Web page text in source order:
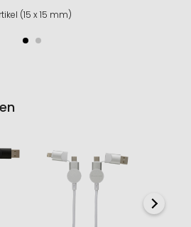
(15 x 15 mm)